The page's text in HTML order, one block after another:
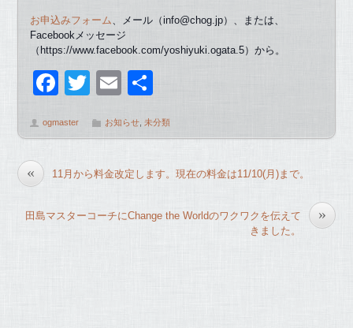
お申込みフォーム、メール（info@chog.jp）、または、
Facebookメッセージ
（https://www.facebook.com/yoshiyuki.ogata.5）から。
F
c
b
o
T
tt
E
ail
ogmaster お知らせ ,未分類
« 11月から料金改定します。現在の料金は11/10(月)まで。
»
田島マスターコーチにChange the Worldのワクワクを伝えて
きました。